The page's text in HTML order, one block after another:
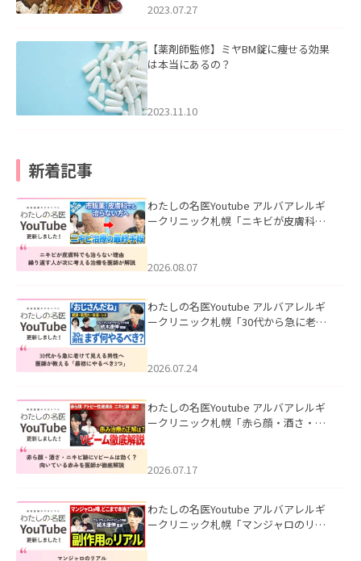
2023.07.27
【薬剤師監修】ミヤBM錠に痩せる効果
は本当にあるの？
2023.11.10
新着記事
わたしの名医Youtube アルバアレルギ
ークリニック札幌「ニキビが皮膚科で
ました。
2026.08.07
わたしの名医Youtube アルバアレルギ
ークリニック札幌「30代から急に老け
た。
2026.07.24
わたしの名医Youtube アルバアレルギ
ークリニック札幌「赤ら顔・酒さ・ニ
した。
2026.07.17
わたしの名医Youtube アルバアレルギ
ークリニック札幌「マンジャロのリア